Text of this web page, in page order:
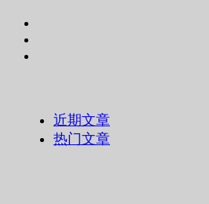
近期文章
热门文章